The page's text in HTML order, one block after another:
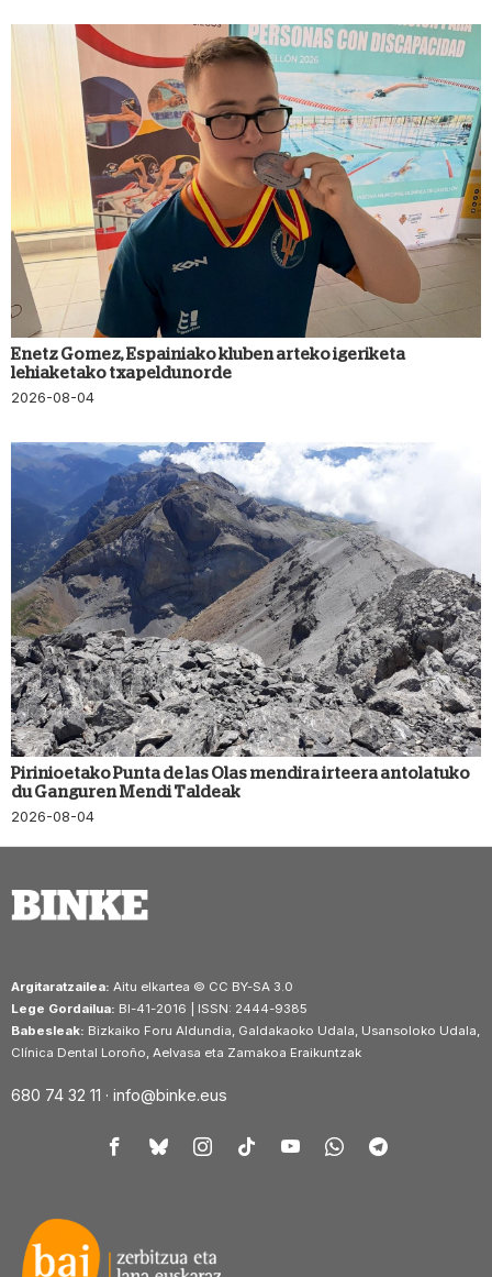
Enetz Gomez, Espainiako kluben arteko igeriketa
lehiaketako txapeldunorde
2026-08-04
Pirinioetako Punta de las Olas mendira irteera antolatuko
du Ganguren Mendi Taldeak
2026-08-04
Argitaratzailea: Aitu elkartea © CC BY-SA 3.0
Lege Gordailua: BI-41-2016 | ISSN: 2444-9385
Babesleak: Bizkaiko Foru Aldundia, Galdakaoko Udala, Usansoloko Udala,
Clínica Dental Loroño, Aelvasa eta Zamakoa Eraikuntzak
680 74 32 11 · info@binke.eus